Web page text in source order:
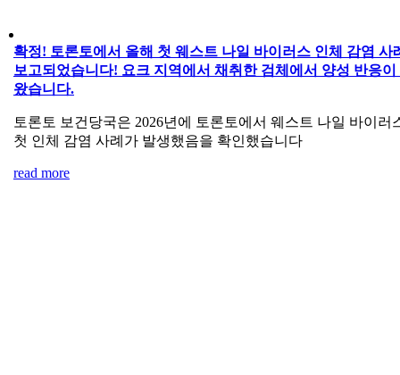
확정! 토론토에서 올해 첫 웨스트 나일 바이러스 인체 감염 사
보고되었습니다! 요크 지역에서 채취한 검체에서 양성 반응이
왔습니다.
토론토 보건당국은 2026년에 토론토에서 웨스트 나일 바이러
첫 인체 감염 사례가 발생했음을 확인했습니다
read more